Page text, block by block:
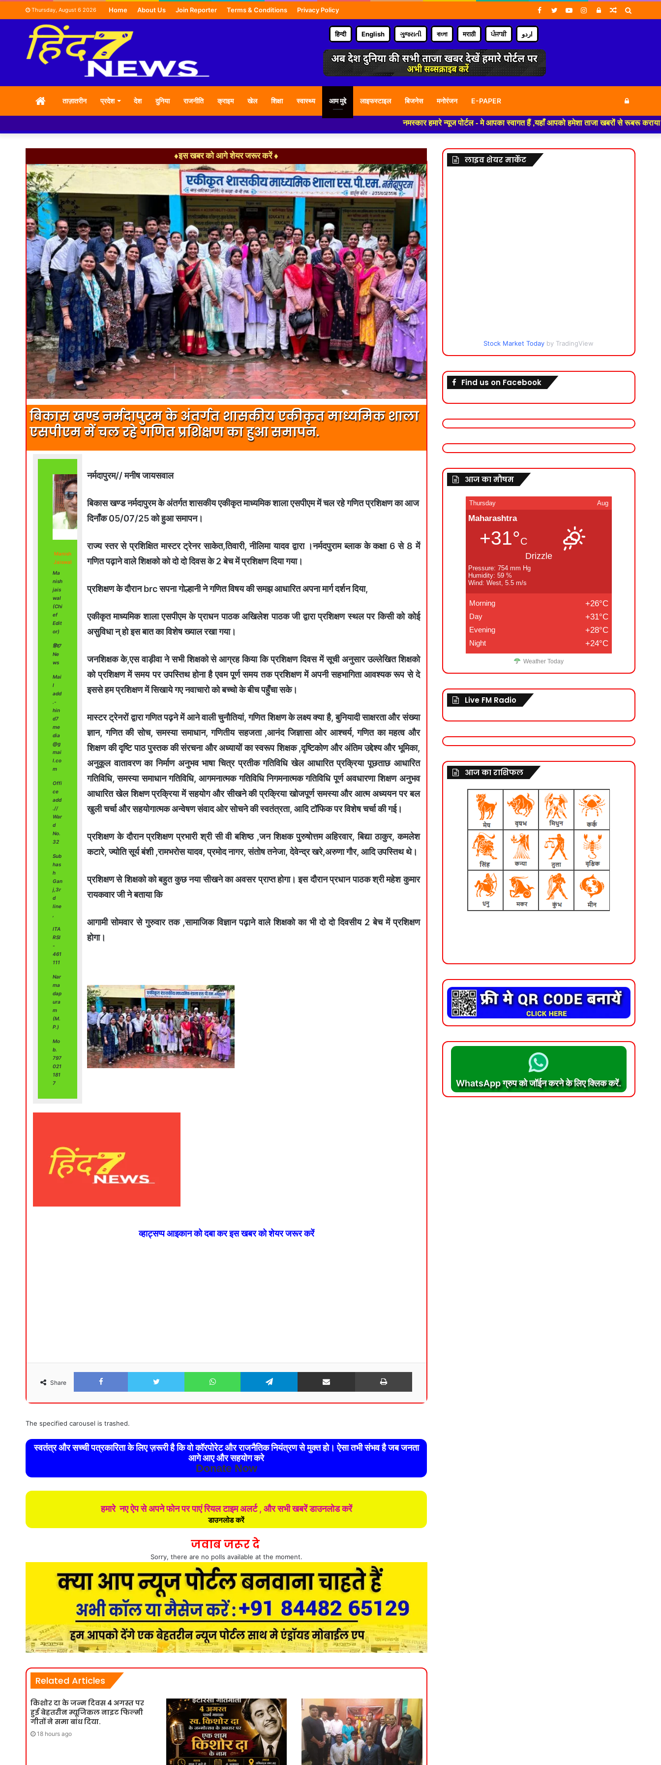
Thursday, August 6 2026 Home About Us Join Reporter Terms & Conditions Privacy Policy Random
Log
Instagram
YouTube
Twitter
Facebook
हिन्दी English ગુજરાતી বাংলা मराठी ਪੰਜਾਬੀ اردو
HOMEताज़ातरीन प्रदेश देश दुनिया राजनीति क्राइम खेल शिक्षा स्वास्थ्य आम मुद्दे लाइफस्टाइल बिजनेस मनोरंजन E-PAPER Log
In
नमस्कार हमारे न्यूज पोर्टल - मे आपका स्वागत हैं ,यहाँ आपको हमेशा ताजा खबरों से रूबरू कराया जाएगा ,
♦इस खबर को आगे शेयर जरूर करें ♦
बिकास खण्ड नर्मदापुरम के अंतर्गत शासकीय एकीकृत माध्यमिक शाला
एसपीएम में चल रहे गणित प्रशिक्षण का हुआ समापन.
Manish
Jaiswal
Ma
nish
jais
wal
(Chi
ef
Edit
or)
हिंद7
Ne
ws
Mai
l
add
.-
hin
d7
me
dia
@g
mai
l.co
m
Offi
ce
add
.//
War
d
No.
32
Sub
has
h
Gan
j,3r
d
line
ITA
RSI
-
461
111
Nar
ma
dap
ura
m
(M.
P.)
Mo
b.
797
021
181
7
नर्मदापुरम// मनीष जायसवाल
बिकास खण्ड नर्मदापुरम के अंतर्गत शासकीय एकीकृत माध्यमिक शाला एसपीएम में चल रहे गणित प्रशिक्षण का आज
दिनाँक 05/07/25 को हुआ समापन।
राज्य स्तर से प्रशिक्षित मास्टर ट्रेनर साकेत,तिवारी, नीलिमा यादव द्वारा ।नर्मदपुराम ब्लाक के कक्षा 6 से 8 में
गणित पढ़ाने वाले शिक्षको को दो दो दिवस के 2 बेच में प्रशिक्षण दिया गया।
प्रशिक्षण के दौरान brc सपना गोल्हानी ने गणित विषय की समझ आधारित अपना मार्ग दर्शन दिया,
एकीकृत माध्यमिक शाला एसपीएम के प्राधन पाठक अखिलेश पाठक जी द्वारा प्रशिक्षण स्थल पर किसी को कोई
असुविधा न् हो इस बात का विशेष ख्याल रखा गया।
जनशिक्षक के,एस वाड़ीवा ने सभी शिक्षको से आग्रह किया कि प्रशिक्षण दिवस में सूची अनुसार उल्लेखित शिक्षको
को प्रशिक्षण में समय पर उपस्तिथ होना है एवम पूर्ण समय तक प्रशिक्षण में अपनी सहभागिता आवश्यक रूप से दे
इससे हम प्रशिक्षण में सिखाये गए नवाचारो को बच्चो के बीच पहुँचा सके।
मास्टर ट्रेनरों द्वारा गणित पढ़ने में आने वाली चुनौतियां, गणित शिक्षण के लक्ष्य क्या है, बुनियादी साक्षरता और संख्या
ज्ञान, गणित की सोच, समस्या समाधान, गणितीय सहजता ,आनंद जिज्ञासा ओर आश्चर्य, गणित का महत्व और
शिक्षण की दृष्टि पाठ पुस्तक की संरचना और अध्यायों का स्वरूप शिक्षक ,दृष्टिकोण और अंतिम उद्देश्य और भूमिका,
अनुकूल वातावरण का निर्माण अनुभव भाषा चित्र प्रतीक गतिविधि खेल आधारित प्रक्रिया पूछताछ आधारित
गतिविधि, समस्या समाधान गतिविधि, आगमनात्मक गतिविधि निगमनात्मक गतिविधि पूर्ण अवधारणा शिक्षण अनुभव
आधारित खेल शिक्षण प्रक्रिया में सहयोग और सीखने की प्रक्रिया खोजपूर्ण समस्या और आत्म अध्ययन पर बल
खुली चर्चा और सहयोगात्मक अन्वेषण संवाद ओर सोचने की स्वतंत्रता, आदि टॉफिक पर विशेष चर्चा की गई।
प्रशिक्षण के दौरान प्रशिक्षण प्रभारी श्री सी वी बशिष्ठ ,जन शिक्षक पुरुषोत्तम अहिरवार, बिद्या ठाकुर, कमलेश
कटारे, ज्योति सूर्य बंशी ,रामभरोस यादव, प्रमोद नागर, संतोष तनेजा, देवेन्द्र खरे,अरुणा गौर, आदि उपस्तिथ थे।
प्रशिक्षण से शिक्षको को बहुत कुछ नया सीखने का अवसर प्राप्त होगा। इस दौरान प्रधान पाठक श्री महेश कुमार
रायकवार जी ने बताया कि
आगामी सोमवार से गुरुवार तक ,सामाजिक विज्ञान पढ़ाने वाले शिक्षको का भी दो दो दिवसीय 2 बेच में प्रशिक्षण
होगा।
व्हाट्सप्प आइकान को दबा कर इस खबर को शेयर जरूर करें
Share
Facebook Twitter WhatsApp Telegram Share via Email Print
The specified carousel is trashed.
स्वतंत्र और सच्ची पत्रकारिता के लिए ज़रूरी है कि वो कॉरपोरेट और राजनैतिक नियंत्रण से मुक्त हो। ऐसा तभी संभव है जब जनता
आगे आए और सहयोग करे
Donate Now
हमारे नए ऐप से अपने फोन पर पाएं रियल टाइम अलर्ट , और सभी खबरें डाउनलोड करें
डाउनलोड करें
जवाब जरूर दे
Sorry, there are no polls available at the moment.
Related Articles
किशोर दा के जन्म दिवस 4 अगस्त पर
हुई बेहतरीन म्यूजिकल नाइट फिल्मी
गीतों ने समा बांध दिया.
18 hours ago
लाइव शेयर मार्केट
Stock Market Today by TradingView
Find us on Facebook
आज का मौषम
Thursday Aug
Maharashtra
+31°C
Drizzle
Pressure: 754 mm Hg
Humidity: 59 %
Wind: West, 5.5 m/s
Morning +26°C
Day +31°C
Evening +28°C
Night +24°C
Weather Today
Live FM Radio
आज का राशिफल
WhatsApp ग्रुप को जॉईन करने के लिए क्लिक करें.